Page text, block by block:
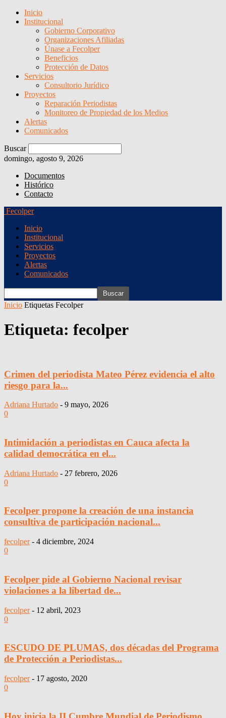
Inicio
Institucional
Gobierno Corporativo
Organizaciones Afiliadas
Únase a Fecolper
Beneficios
Protección de Datos
Servicios
Consultorio Jurídico
Proyectos
Reparación Periodistas
Monitoreo de Propiedad de los Medios
Alertas
Comunicados
Buscar
domingo, agosto 9, 2026
Documentos
Histórico
Contacto
Fecolper
Inicio
Institucional
Servicios
Proyectos
Alertas
Comunicados
Inicio Etiquetas Fecolper
Etiqueta: fecolper
Crimen del periodista Mateo Pérez evidencia el alto
riesgo para la...
Adriana Hurtado - 9 mayo, 2026
0
Intimidación a periodistas en Cauca afecta la
calidad democrática en el...
Adriana Hurtado - 27 febrero, 2026
0
Fecolper propone la creación de una instancia
consultiva de participación nacional...
fecolper - 4 diciembre, 2024
0
Fecolper pide al Gobierno Nacional revisar
violaciones a la libertad de...
fecolper - 12 abril, 2023
0
ESCUDO DE PLUMAS, dos décadas del Programa
de Protección a Periodistas...
fecolper - 17 agosto, 2020
0